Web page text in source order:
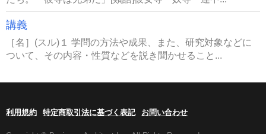
講義
［名］(スル)１ 学問の方法や成果、また、研究対象などに
ついて、その内容・性質などを説き聞かせること...
利用規約 特定商取引法に基づく表記 お問い合わせ